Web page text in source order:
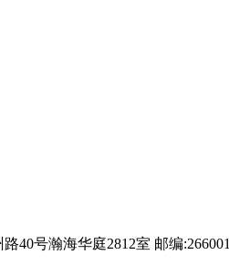
40号瀚海华庭2812室 邮编:266001